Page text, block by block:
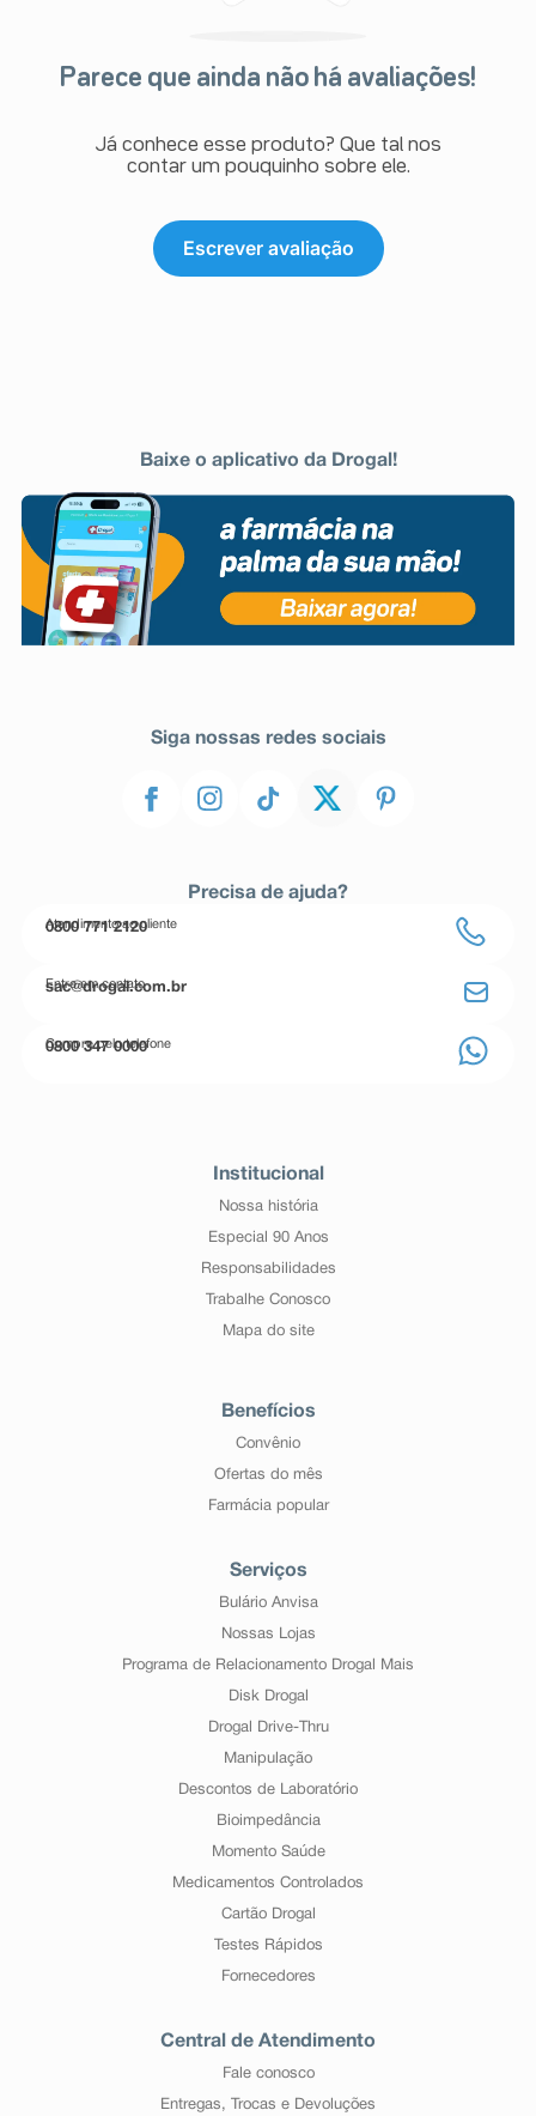
Parece que ainda não há avaliações!
Já conhece esse produto? Que tal nos
contar um pouquinho sobre ele.
Escrever avaliação
Baixe o aplicativo da Drogal!
Siga nossas redes sociais
Precisa de ajuda?
Atendimento ao cliente
0800 771 2120
Entre em contato
sac@drogal.com.br
Compre pelo telefone
0800 347 0000
Institucional
Nossa história
Especial 90 Anos
Responsabilidades
Trabalhe Conosco
Mapa do site
Benefícios
Convênio
Ofertas do mês
Farmácia popular
Serviços
Bulário Anvisa
Nossas Lojas
Programa de Relacionamento Drogal Mais
Disk Drogal
Drogal Drive-Thru
Manipulação
Descontos de Laboratório
Bioimpedância
Momento Saúde
Medicamentos Controlados
Cartão Drogal
Testes Rápidos
Fornecedores
Central de Atendimento
Fale conosco
Entregas, Trocas e Devoluções